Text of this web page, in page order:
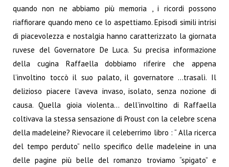
quando non ne abbiamo più memoria , i ricordi possono
riaffiorare quando meno ce lo aspettiamo. Episodi simili intrisi
di piacevolezza e nostalgia hanno caratterizzato la giornata
ruvese del Governatore De Luca. Su precisa informazione
della cugina Raffaella dobbiamo riferire che appena
l’involtino toccò il suo palato, il governatore …trasalì. Il
delizioso piacere l’aveva invaso, isolato, senza nozione di
causa. Quella gioia violenta… dell’involtino di Raffaella
coltivava la stessa sensazione di Proust con la celebre scena
della madeleine?Rievocare il celeberrimo libro : “ Alla ricerca
del tempo perduto” nello specifico delle madeleine in una
delle pagine più belle del romanzo troviamo “spigato” e